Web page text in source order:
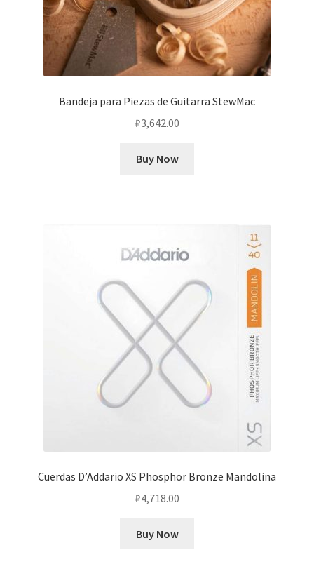
Bandeja para Piezas de Guitarra StewMac
₽3,642.00
Buy Now
Cuerdas D’Addario XS Phosphor Bronze Mandolina
₽4,718.00
Buy Now